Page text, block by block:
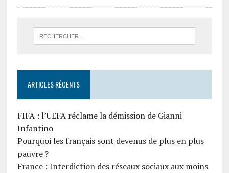
ARTICLES RÉCENTS
FIFA : l’UEFA réclame la démission de Gianni
Infantino
Pourquoi les français sont devenus de plus en plus
pauvre ?
France : Interdiction des réseaux sociaux aux moins